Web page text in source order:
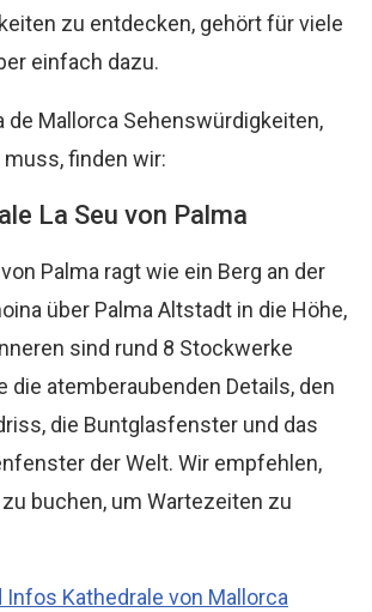
zu entdecken, gehört für viele
einfach dazu.
de Mallorca Sehenswürdigkeiten,
finden wir:
La Seu von Palma
Palma ragt wie ein Berg an der
über Palma Altstadt in die Höhe,
sind rund 8 Stockwerke
die atemberaubenden Details, den
die Buntglasfenster und das
der Welt. Wir empfehlen,
buchen, um Wartezeiten zu
Kathedrale von Mallorca